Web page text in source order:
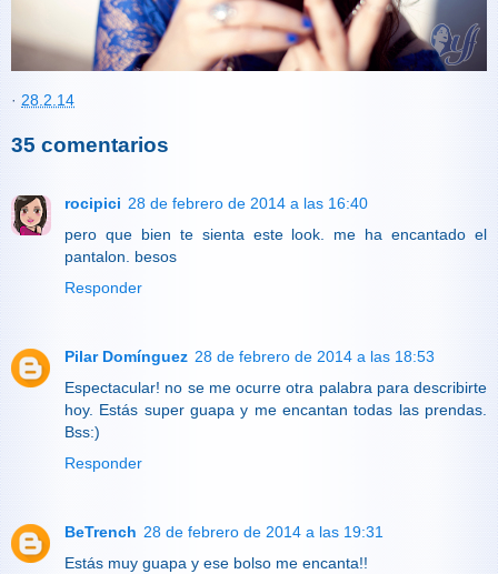
· 28.2.14
35 comentarios
rocipici 28 de febrero de 2014 a las 16:40
pero que bien te sienta este look. me ha encantado el
pantalon. besos
Responder
Pilar Domínguez 28 de febrero de 2014 a las 18:53
Espectacular! no se me ocurre otra palabra para describirte
hoy. Estás super guapa y me encantan todas las prendas.
Bss:)
Responder
BeTrench 28 de febrero de 2014 a las 19:31
Estás muy guapa y ese bolso me encanta!!